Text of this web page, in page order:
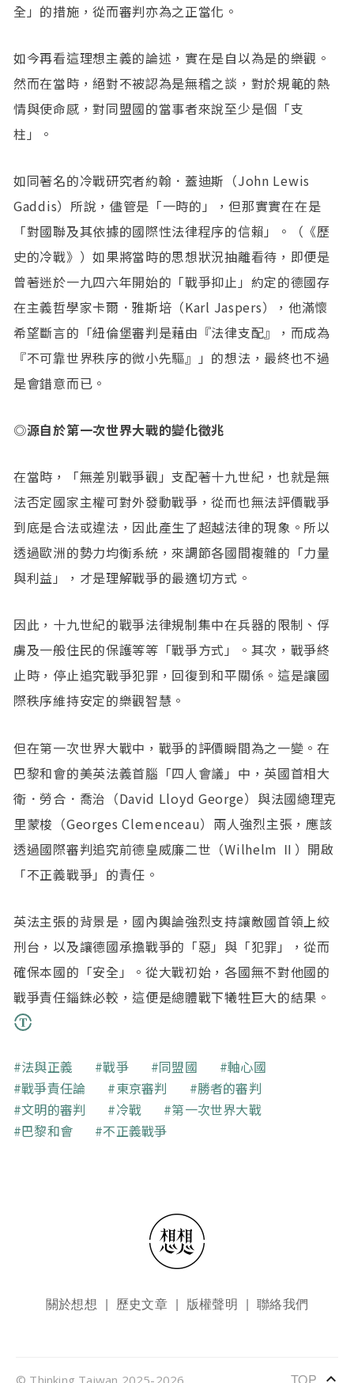
全」的措施，從而審判亦為之正當化。
如今再看這理想主義的論述，實在是自以為是的樂觀。
然而在當時，絕對不被認為是無稽之談，對於規範的熱
情與使命感，對同盟國的當事者來說至少是個「支
柱」。
如同著名的冷戰研究者約翰．蓋迪斯（John Lewis
Gaddis）所說，儘管是「一時的」，但那實實在在是
「對國聯及其依據的國際性法律程序的信賴」。（《歷
史的冷戰》）如果將當時的思想狀況抽離看待，即便是
曾著迷於一九四六年開始的「戰爭抑止」約定的德國存
在主義哲學家卡爾．雅斯培（Karl Jaspers），他滿懷
希望斷言的「紐倫堡審判是藉由『法律支配』，而成為
『不可靠世界秩序的微小先驅』」的想法，最終也不過
是會錯意而已。
◎源自於第一次世界大戰的變化徵兆
在當時，「無差別戰爭觀」支配著十九世紀，也就是無
法否定國家主權可對外發動戰爭，從而也無法評價戰爭
到底是合法或違法，因此產生了超越法律的現象。所以
透過歐洲的勢力均衡系統，來調節各國間複雜的「力量
與利益」，才是理解戰爭的最適切方式。
因此，十九世紀的戰爭法律規制集中在兵器的限制、俘
虜及一般住民的保護等等「戰爭方式」。其次，戰爭終
止時，停止追究戰爭犯罪，回復到和平關係。這是讓國
際秩序維持安定的樂觀智慧。
但在第一次世界大戰中，戰爭的評價瞬間為之一變。在
巴黎和會的美英法義首腦「四人會議」中，英國首相大
衛．勞合．喬治（David Lloyd George）與法國總理克
里蒙梭（Georges Clemenceau）兩人強烈主張，應該
透過國際審判追究前德皇威廉二世（Wilhelm Ⅱ）開啟
「不正義戰爭」的責任。
英法主張的背景是，國內輿論強烈支持讓敵國首領上絞
刑台，以及讓德國承擔戰爭的「惡」與「犯罪」，從而
確保本國的「安全」。從大戰初始，各國無不對他國的
戰爭責任錙銖必較，這便是總體戰下犧牲巨大的結果。
關鍵字
法與正義 戰爭 同盟國
軸心國
戰爭責任論
東京審判
勝者的審判
文明的審判
冷戰
第一次世界大戰
巴黎和會
不正義戰爭
頁尾選單關於想想 歷史文章 版權聲明 聯絡我們
© Thinking Taiwan 2025-2026 keyboard_arrow_up